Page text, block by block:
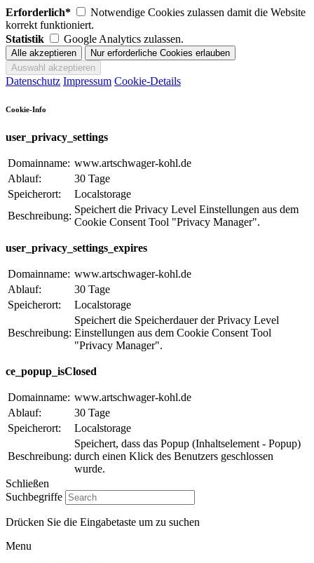
Erforderlich*
Notwendige Cookies zulassen damit die Website
korrekt funktioniert.
Statistik
Google Analytics zulassen.
Datenschutz Impressum Cookie-Details
Cookie-Info
user_privacy_settings
Domainname: www.artschwager-kohl.de
Ablauf:
30 Tage
Speicherort:
Localstorage
Beschreibung:
Speichert die Privacy Level Einstellungen aus dem
Cookie Consent Tool "Privacy Manager".
user_privacy_settings_expires
Domainname: www.artschwager-kohl.de
Ablauf:
30 Tage
Speicherort:
Localstorage
Beschreibung:
Speichert die Speicherdauer der Privacy Level
Einstellungen aus dem Cookie Consent Tool
"Privacy Manager".
ce_popup_isClosed
Domainname: www.artschwager-kohl.de
Ablauf:
30 Tage
Speicherort:
Localstorage
Beschreibung:
Speichert, dass das Popup (Inhaltselement - Popup)
durch einen Klick des Benutzers geschlossen
wurde.
Schließen
Suchbegriffe
Drücken Sie die Eingabetaste um zu suchen
Artschwager + Kohl – Intralogistik Software, zur Startseite
Menu